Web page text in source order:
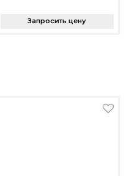
Запросить цену